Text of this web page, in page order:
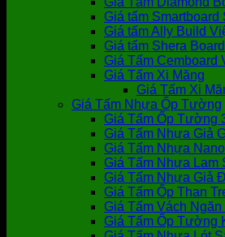
Giá tấm Smartboard
Giá tấm Ally Build
Giá tấm Shera
Giá Tấm Cemboard
Giá Tấm Xi Măng
Giá Tấm Xi
Giá Tấm Nhựa Ốp Tường
Giá Tấm Ốp Tường
Giá Tấm Nhựa Giả
Giá Tấm Nhựa Nano
Giá Tấm Nhựa Lam
Giá Tấm Nhựa Giả
Giá Tấm Ốp Than
Giá Tấm Vách
Giá Tấm Ốp Tường